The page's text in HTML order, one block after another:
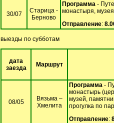
30/07
Старица -
Берново
Программа -
монастыря,
Отправление:
выезды по субботам
дата
заезда
Маршрут
08/05
Вязьма –
Хмелита
Программа -
монастырь
музей,
прогулка по
Отправление: